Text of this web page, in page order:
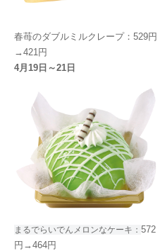
春苺のダブルミルクレープ：529円
→421円
4月19日～21日
まるでらいでんメロンなケーキ： 572
円→464円